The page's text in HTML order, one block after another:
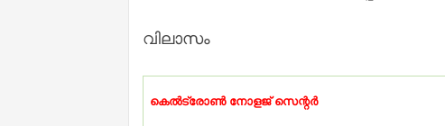
വിലാസം
കെല്‍ട്രോണ്‍ നോളജ് സെന്റർ